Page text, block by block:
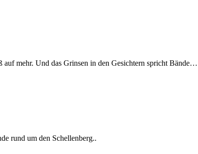
auf mehr. Und das Grinsen in den Gesichtern spricht Bände…
rund um den Schellenberg..